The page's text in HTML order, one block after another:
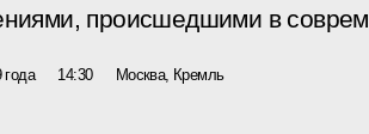
происшедшими в
года 14:30 Москва, Кремль